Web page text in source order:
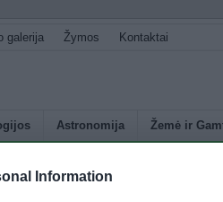
Information
galerija Žymos Kontaktai
Astronomija Žemė ir